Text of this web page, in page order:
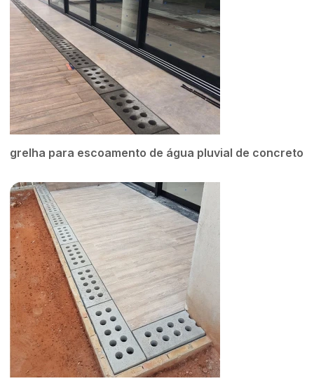
grelha para escoamento de água pluvial de concreto